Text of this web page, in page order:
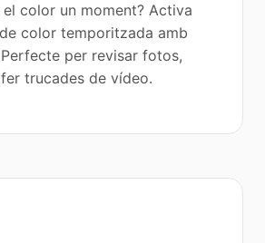
el color un moment? Activa
color temporitzada amb
per revisar fotos,
trucades de vídeo.